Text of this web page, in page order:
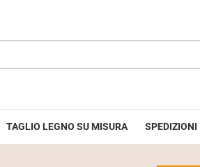
TAGLIO LEGNO SU MISURA SPEDIZIONI